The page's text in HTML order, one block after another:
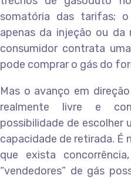
somatória das tarifas;
apenas da injeção ou
consumidor contrata
pode comprar o gás do
Mas o avanço em
realmente livre e
possibilidade de escolher
capacidade de retirada. É
que exista
“vendedores” de gás